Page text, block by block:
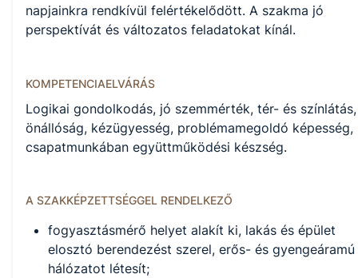
Székesfehérvári SZC Árpád Technikum, Szakképző Iskola és
napjainkra rendkívül felértékelődött. A szakma jó
perspektívát és változatos feladatokat kínál.
KOMPETENCIAELVÁRÁS
Logikai gondolkodás, jó szemmérték, tér- és színlátás,
önállóság, kézügyesség, problémamegoldó képesség,
csapatmunkában együttműködési készség.
A SZAKKÉPZETTSÉGGEL RENDELKEZŐ
fogyasztásmérő helyet alakít ki, lakás és épület
elosztó berendezést szerel, erős- és gyengeáramú
hálózatot létesít;